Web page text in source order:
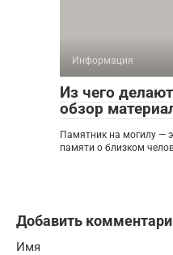
Информация
Из чего
обзор
Памятник на могилу —
памяти о близком
Добавить
Имя